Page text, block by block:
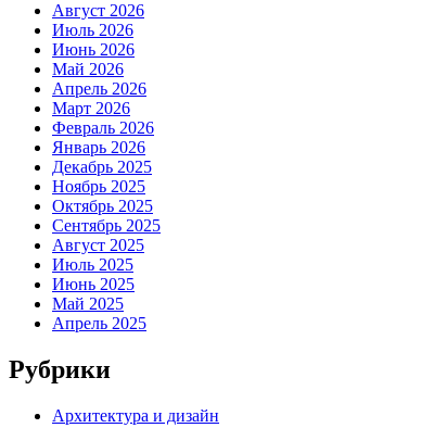
Август 2026
Июль 2026
Июнь 2026
Май 2026
Апрель 2026
Март 2026
Февраль 2026
Январь 2026
Декабрь 2025
Ноябрь 2025
Октябрь 2025
Сентябрь 2025
Август 2025
Июль 2025
Июнь 2025
Май 2025
Апрель 2025
Рубрики
Архитектура и дизайн